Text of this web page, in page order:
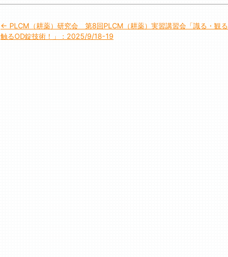
投
稿
PLCM（耕薬）研究会 第8回PLCM（耕薬）実習講習会「識る・観る
触るOD錠技術！」：2025/9/18-19